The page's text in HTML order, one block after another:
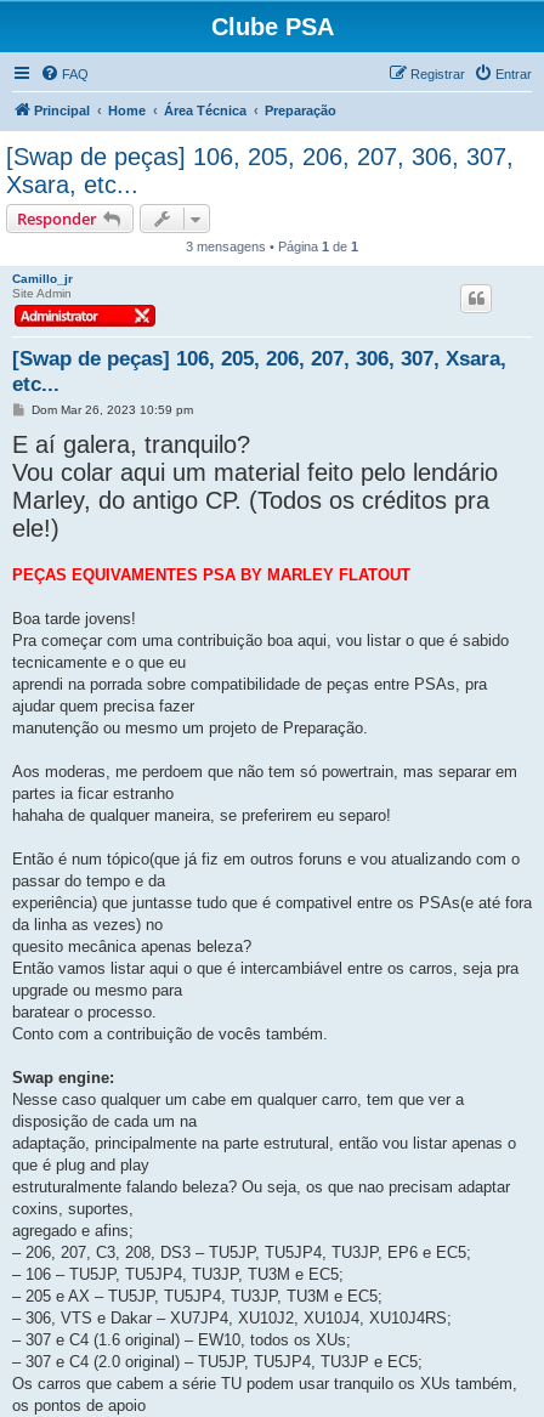
Clube PSA
FAQ Entrar
Registrar
Principal Home Área Técnica Preparação
[Swap de peças] 106, 205, 206, 207, 306, 307,
Xsara, etc...
Responder
3 mensagens • Página 1 de 1
Camillo_jr
Site Admin
[Swap de peças] 106, 205, 206, 207, 306, 307, Xsara,
etc...
M
n
s
a
g
e
m
Dom Mar 26, 2023 10:59 pm
E aí galera, tranquilo?
Vou colar aqui um material feito pelo lendário
Marley, do antigo CP. (Todos os créditos pra
ele!)
PEÇAS EQUIVAMENTES PSA BY MARLEY FLATOUT
Boa tarde jovens!
Pra começar com uma contribuição boa aqui, vou listar o que é sabido
tecnicamente e o que eu
aprendi na porrada sobre compatibilidade de peças entre PSAs, pra
ajudar quem precisa fazer
manutenção ou mesmo um projeto de Preparação.
Aos moderas, me perdoem que não tem só powertrain, mas separar em
partes ia ficar estranho
hahaha de qualquer maneira, se preferirem eu separo!
Então é num tópico(que já fiz em outros foruns e vou atualizando com o
passar do tempo e da
experiência) que juntasse tudo que é compativel entre os PSAs(e até fora
da linha as vezes) no
quesito mecânica apenas beleza?
Então vamos listar aqui o que é intercambiável entre os carros, seja pra
upgrade ou mesmo para
baratear o processo.
Conto com a contribuição de vocês também.
Swap engine:
Nesse caso qualquer um cabe em qualquer carro, tem que ver a
disposição de cada um na
adaptação, principalmente na parte estrutural, então vou listar apenas o
que é plug and play
estruturalmente falando beleza? Ou seja, os que nao precisam adaptar
coxins, suportes,
agregado e afins;
– 206, 207, C3, 208, DS3 – TU5JP, TU5JP4, TU3JP, EP6 e EC5;
– 106 – TU5JP, TU5JP4, TU3JP, TU3M e EC5;
– 205 e AX – TU5JP, TU5JP4, TU3JP, TU3M e EC5;
– 306, VTS e Dakar – XU7JP4, XU10J2, XU10J4, XU10J4RS;
– 307 e C4 (1.6 original) – EW10, todos os XUs;
– 307 e C4 (2.0 original) – TU5JP, TU5JP4, TU3JP e EC5;
Os carros que cabem a série TU podem usar tranquilo os XUs também,
os pontos de apoio